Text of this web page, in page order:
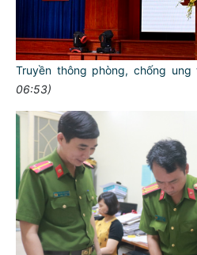
Truyền thông phòng, chống
06:53)
NGƯỜI CÔNG AN
Đối với tự mình, phải
CẦN, KIỆM,
Đối với đồng sự, phải
THÂN ÁI